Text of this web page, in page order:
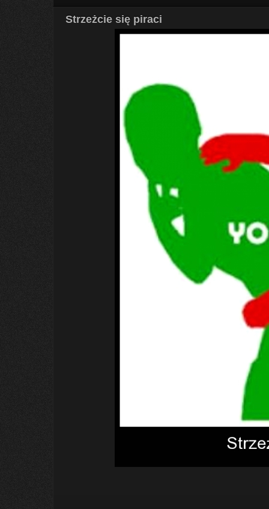
Strzeżcie się piraci